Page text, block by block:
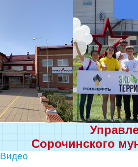
Сорочинского
Видео